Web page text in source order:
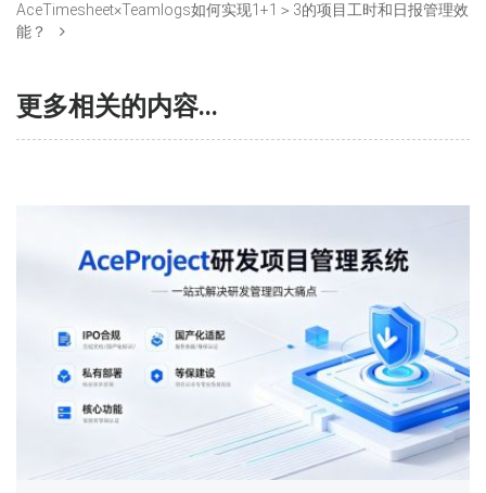
AceTimesheet×Teamlogs如何实现1+1＞3的项目工时和日报管理效
能？
更多相关的内容...